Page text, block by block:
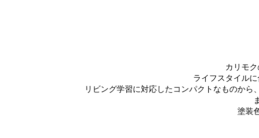
カリモ
ライフスタイル
リビング学習に対応したコンパクトなものか
塗装